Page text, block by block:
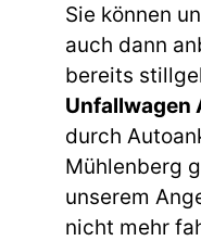
Sie können
auch dann
bereits
Unfallwagen
durch
Mühlenberg
unserem
nicht mehr